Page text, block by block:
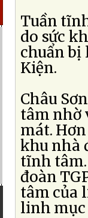
Tuần
do sức
chuẩn bị
Kiện.
Châu
tâm nhờ
mát.
khu nhà
tĩnh
đoàn
tâm của
linh mục